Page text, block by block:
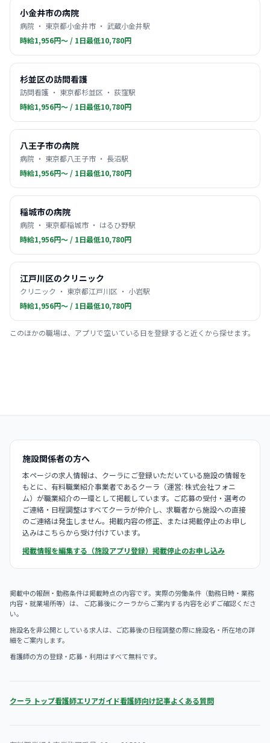
小金井市の病院
病院 ・ 東京都小金井市 ・ 武蔵小金井駅
時給1,956円〜 / 1日最低10,780円
杉並区の訪問看護
訪問看護 ・ 東京都杉並区 ・ 荻窪駅
時給1,956円〜 / 1日最低10,780円
八王子市の病院
病院 ・ 東京都八王子市 ・ 長沼駅
時給1,956円〜 / 1日最低10,780円
稲城市の病院
病院 ・ 東京都稲城市 ・ はるひ野駅
時給1,956円〜 / 1日最低10,780円
江戸川区のクリニック
クリニック ・ 東京都江戸川区 ・ 小岩駅
時給1,956円〜 / 1日最低10,780円
このほかの職場は、アプリで空いている日を登録すると近くから探せます。
施設関係者の方へ
本ページの求人情報は、クーラにご登録いただいている施設の情報を
もとに、有料職業紹介事業者であるクーラ（運営: 株式会社フォニ
ム）が職業紹介の一環として掲載しています。ご応募の受付・選考の
ご連絡・日程調整はすべてクーラが仲介し、求職者から施設への直接
のご連絡は発生しません。掲載内容の修正、または掲載停止のお申し
込みはこちらから受け付けています。
掲載情報を編集する（施設アプリ登録） 掲載停止のお申し込み
掲載中の報酬・勤務条件は掲載時点の内容です。実際の労働条件（勤務日時・業務
内容・就業場所等）は、 ご応募後にクーラからご案内する内容を必ずご確認くださ
い。
施設名を非公開としている求人は、ご応募後の日程調整の際に施設名・所在地の詳
細をご案内します。
看護師の方の登録・応募・利用はすべて無料です。
クーラ トップ看護師エリアガイド看護師向け記事よくある質問